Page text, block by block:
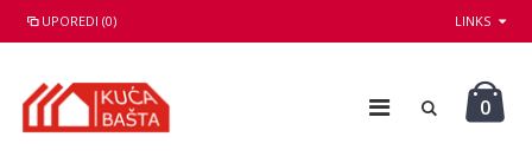
UPOREDI (0) LINKS
0